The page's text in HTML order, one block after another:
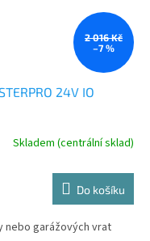
2 016 Kč
–7 %
24V IO
Skladem (centrální sklad)
Do košíku
nebo garážových vrat